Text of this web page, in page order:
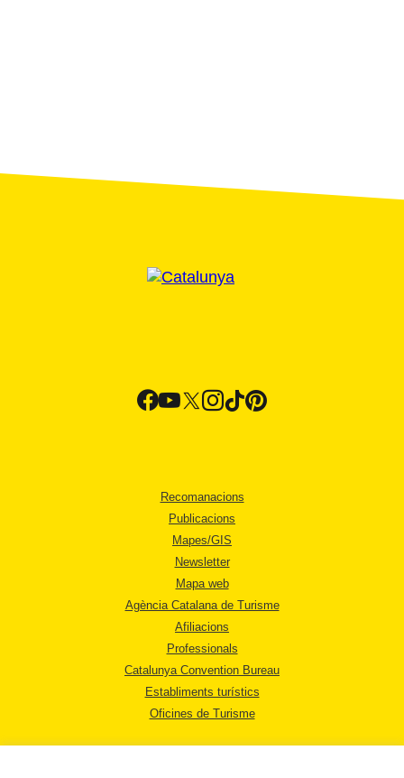
Recomanacions
Publicacions
Mapes/GIS
Newsletter
Mapa web
Agència Catalana de Turisme
Afiliacions
Professionals
Catalunya Convention Bureau
Establiments turístics
Oficines de Turisme